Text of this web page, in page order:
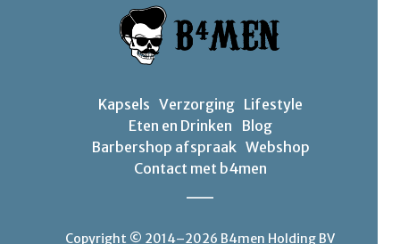
Kapsels Verzorging Lifestyle
Eten en Drinken
Blog
Barbershop afspraak Webshop
Contact met b4men
Copyright © 2014–2026 B4men Holding BV